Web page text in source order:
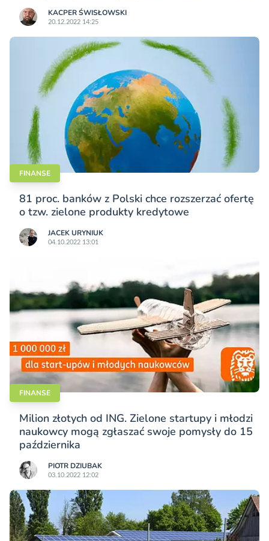
KACPER ŚWISŁO­WSKI
20.12.2022 14:25
FINANSE
81 proc. banków z Polski chce rozszerzać ofertę
o tzw. zielone produkty kredytowe
JACEK URYNIUK
04.10.2022 13:01
FINANSE
Milion złotych od ING. Zielone startupy i młodzi
naukowcy mogą zgłaszać swoje pomysły do 15
października
PIOTR DZIUBAK
03.10.2022 12:02